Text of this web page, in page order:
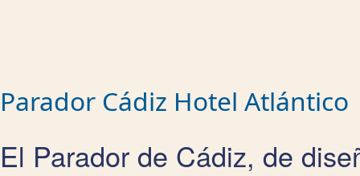
Parador Cádiz Hotel Atlántico
El Parador de Cádiz, de